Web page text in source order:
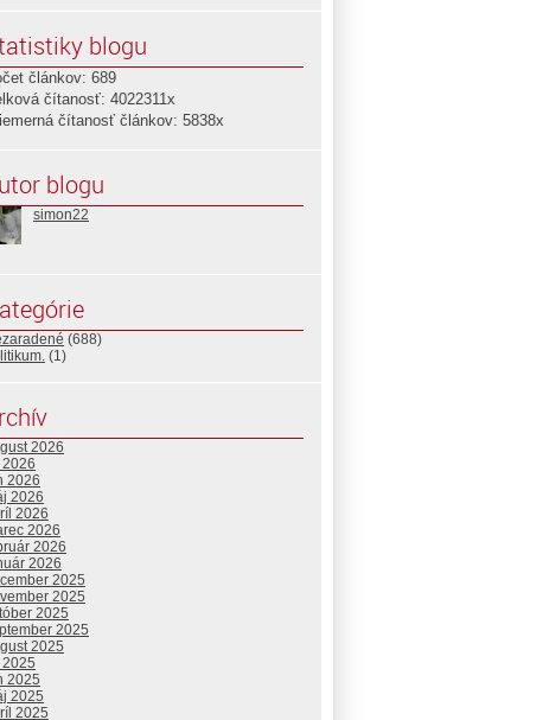
blogu
článkov: 689
čítanosť: 4022311x
čítanosť článkov: 5838x
blogu
simon22
(688)
(1)
2026
2026
2026
2026
2026
2026
2026
2025
2025
2025
2025
2025
2025
2025
2025